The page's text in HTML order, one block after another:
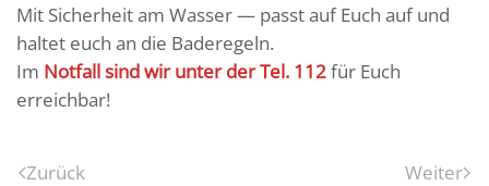
Mit Sicherheit am Wasser — passt auf Euch auf und
haltet euch an die Baderegeln.
Im Notfall sind wir unter der Tel. 112für Euch
erreichbar!
Zurück Weiter